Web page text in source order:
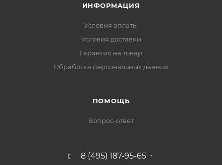
ИНФОРМАЦИЯ
Условия оплаты
Условия доставки
Гарантия на товар
Обработка персональных данных
ПОМОЩЬ
Вопрос-ответ
8 (495) 187-95-65